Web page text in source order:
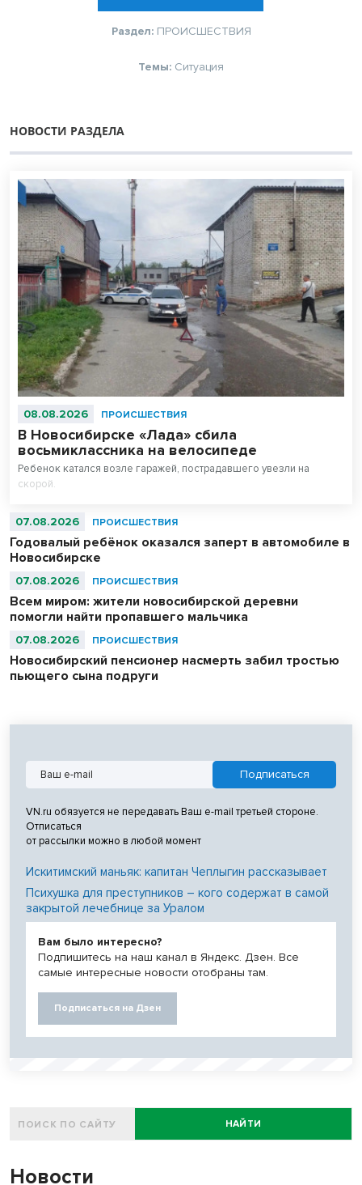
Раздел: ПРОИСШЕСТВИЯ
Темы: Ситуация
НОВОСТИ РАЗДЕЛА
08.08.2026 ПРОИСШЕСТВИЯ
В Новосибирске «Лада» сбила
восьмиклассника на велосипеде
Ребенок катался возле гаражей, пострадавшего увезли на
скорой.
07.08.2026 ПРОИСШЕСТВИЯ
Годовалый ребёнок оказался заперт в автомобиле в
Новосибирске
07.08.2026 ПРОИСШЕСТВИЯ
Всем миром: жители новосибирской деревни
помогли найти пропавшего мальчика
07.08.2026 ПРОИСШЕСТВИЯ
Новосибирский пенсионер насмерть забил тростью
пьющего сына подруги
VN.ru обязуется не передавать Ваш e-mail третьей стороне.
Отписаться
от рассылки можно в любой момент
Искитимский маньяк: капитан Чеплыгин рассказывает
Психушка для преступников – кого содержат в самой
закрытой лечебнице за Уралом
Вам было интересно?
Подпишитесь на наш канал в Яндекс. Дзен. Все
самые интересные новости отобраны там.
Подписаться на Дзен
НАЙТИ
Новости